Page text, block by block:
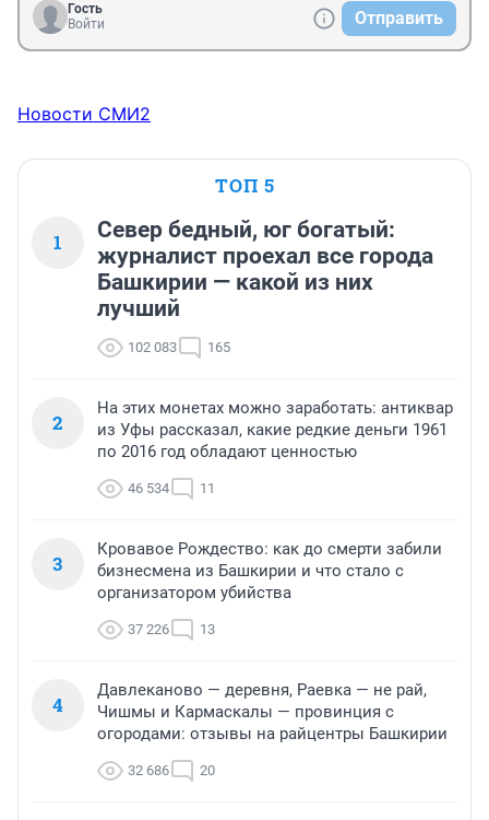
Гость
Войти
Отправить
Новости СМИ2
ТОП 5
1
Север бедный, юг богатый:
журналист проехал все города
Башкирии — какой из них
лучший
102 083 165
2
На этих монетах можно заработать: антиквар
из Уфы рассказал, какие редкие деньги 1961
по 2016 год обладают ценностью
46 534 11
3
Кровавое Рождество: как до смерти забили
бизнесмена из Башкирии и что стало с
организатором убийства
37 226 13
4
Давлеканово — деревня, Раевка — не рай,
Чишмы и Кармаскалы — провинция с
огородами: отзывы на райцентры Башкирии
32 686 20